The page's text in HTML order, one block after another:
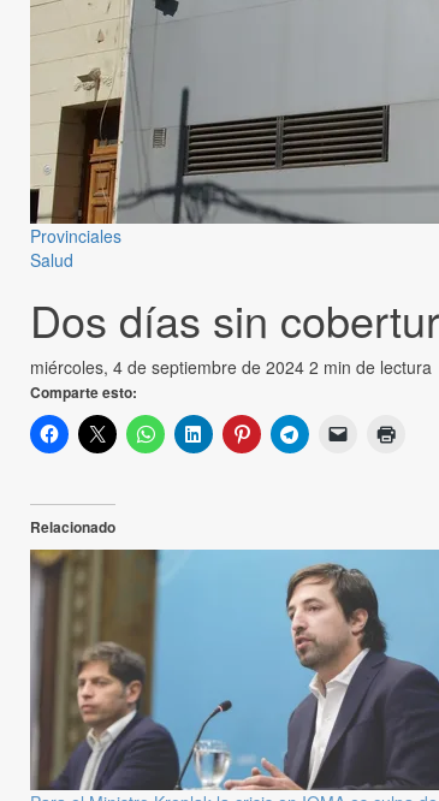
Provinciales
Salud
Dos días sin
miércoles, 4 de septiembre de 2024 2 min de lectura
Comparte esto:
Relacionado